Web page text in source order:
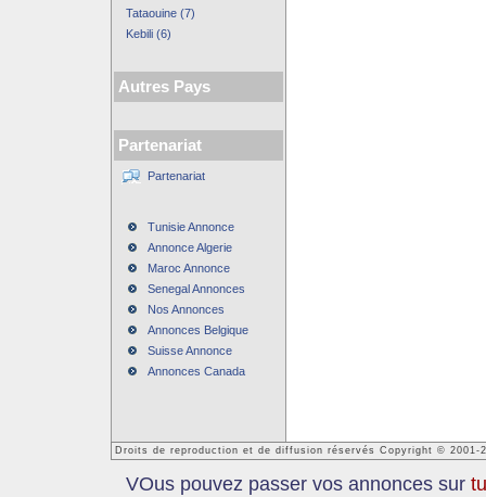
Tataouine (7)
Kebili (6)
Autres Pays
Partenariat
Partenariat
Tunisie Annonce
Annonce Algerie
Maroc Annonce
Senegal Annonces
Nos Annonces
Annonces Belgique
Suisse Annonce
Annonces Canada
Droits de reproduction et de diffusion réservés Copyright © 2001-
VOus pouvez passer vos annonces sur